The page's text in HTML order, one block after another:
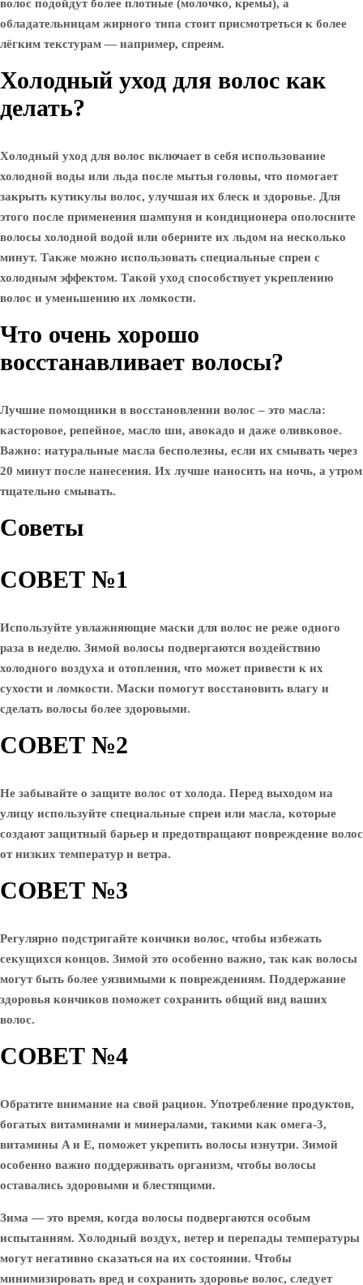
волос подойдут более плотные (молочко, кремы), а
обладательницам жирного типа стоит присмотреться к более
лёгким текстурам — например, спреям.
Холодный уход для волос как
делать?
Холодный уход для волос включает в себя использование
холодной воды или льда после мытья головы, что помогает
закрыть кутикулы волос, улучшая их блеск и здоровье. Для
этого после применения шампуня и кондиционера ополосните
волосы холодной водой или оберните их льдом на несколько
минут. Также можно использовать специальные спреи с
холодным эффектом. Такой уход способствует укреплению
волос и уменьшению их ломкости.
Что очень хорошо
восстанавливает волосы?
Лучшие помощники в восстановлении волос – это масла:
касторовое, репейное, масло ши, авокадо и даже оливковое.
Важно: натуральные масла бесполезны, если их смывать через
20 минут после нанесения. Их лучше наносить на ночь, а утром
тщательно смывать.
Советы
СОВЕТ №1
Используйте увлажняющие маски для волос не реже одного
раза в неделю. Зимой волосы подвергаются воздействию
холодного воздуха и отопления, что может привести к их
сухости и ломкости. Маски помогут восстановить влагу и
сделать волосы более здоровыми.
СОВЕТ №2
Не забывайте о защите волос от холода. Перед выходом на
улицу используйте специальные спреи или масла, которые
создают защитный барьер и предотвращают повреждение волос
от низких температур и ветра.
СОВЕТ №3
Регулярно подстригайте кончики волос, чтобы избежать
секущихся концов. Зимой это особенно важно, так как волосы
могут быть более уязвимыми к повреждениям. Поддержание
здоровья кончиков поможет сохранить общий вид ваших
волос.
СОВЕТ №4
Обратите внимание на свой рацион. Употребление продуктов,
богатых витаминами и минералами, такими как омега-3,
витамины A и E, поможет укрепить волосы изнутри. Зимой
особенно важно поддерживать организм, чтобы волосы
оставались здоровыми и блестящими.
Зима — это время, когда волосы подвергаются особым
испытаниям. Холодный воздух, ветер и перепады температуры
могут негативно сказаться на их состоянии. Чтобы
минимизировать вред и сохранить здоровье волос, следует